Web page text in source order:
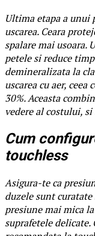
Ultima etapa a unui
uscarea. Ceara
spalare mai usoara.
petele si reduce
demineralizata la
uscarea cu aer,
30%. Aceasta
vedere al costului,
Cum
touchless
Asigura-te ca
duzele sunt
presiune mai mica
suprafetele